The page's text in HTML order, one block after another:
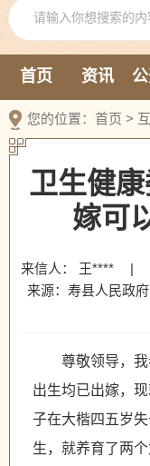
首页 资讯
您的位置： 首页 >
卫生健
嫁可
来信人： 王**** |
来源：寿县人民政府
尊敬领导，
出生均已出嫁，
子在大楷四五岁
生，就养育了两